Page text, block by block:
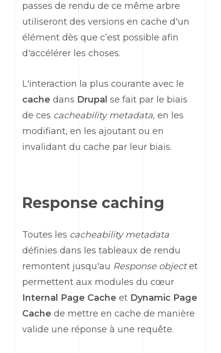
passes de rendu de ce même arbre
utiliseront des versions en cache d'un
élément dès que c’est possible afin
d'accélérer les choses.
L'interaction la plus courante avec le
cache dans Drupal se fait par le biais
de ces cacheability metadata, en les
modifiant, en les ajoutant ou en
invalidant du cache par leur biais.
Response caching
Toutes les cacheability metadata
définies dans les tableaux de rendu
remontent jusqu'au Response objectet
permettent aux modules du cœur
Internal Page Cache et Dynamic Page
Cache de mettre en cache de manière
valide une réponse à une requête.